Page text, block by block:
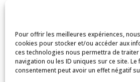
Pour offrir les meilleures expériences,
cookies pour stocker et/ou accéder aux
ces technologies nous permettra de
navigation ou les ID uniques sur ce site.
consentement peut avoir un effet négatif